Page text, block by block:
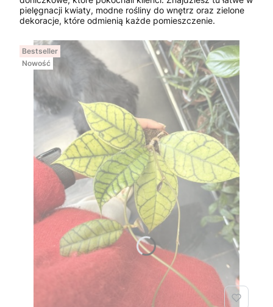
pielęgnacji kwiaty, modne rośliny do wnętrz oraz zielone
dekoracje, które odmienią każde pomieszczenie.
Bestseller
Nowość